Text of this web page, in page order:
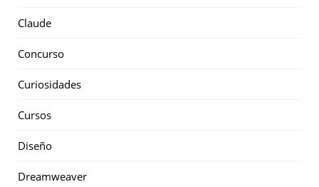
Claude
Concurso
Curiosidades
Cursos
Diseño
Dreamweaver